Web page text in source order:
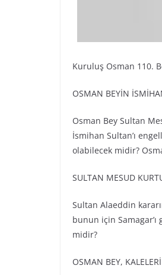
Kuruluş Osman 110.
OSMAN BEYİN
Osman Bey Sultan
İsmihan Sultan’ı
olabilecek midir?
SULTAN MESUD
Sultan Alaeddin
bunun için
midir?
OSMAN BEY,